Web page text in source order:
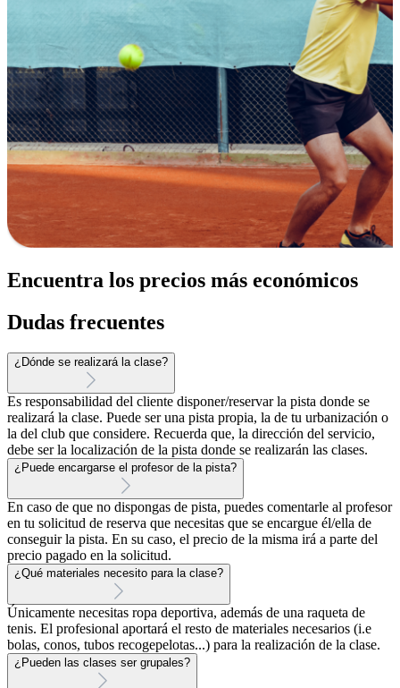
Encuentra los precios más económicos
Dudas frecuentes
¿Dónde se realizará la clase?
Es responsabilidad del cliente disponer/reservar la pista donde se
realizará la clase. Puede ser una pista propia, la de tu urbanización o
la del club que considere. Recuerda que, la dirección del servicio,
debe ser la localización de la pista donde se realizarán las clases.
¿Puede encargarse el profesor de la pista?
En caso de que no dispongas de pista, puedes comentarle al profesor
en tu solicitud de reserva que necesitas que se encargue él/ella de
conseguir la pista. En su caso, el precio de la misma irá a parte del
precio pagado en la solicitud.
¿Qué materiales necesito para la clase?
Únicamente necesitas ropa deportiva, además de una raqueta de
tenis. El profesional aportará el resto de materiales necesarios (i.e
bolas, conos, tubos recogepelotas...) para la realización de la clase.
¿Pueden las clases ser grupales?